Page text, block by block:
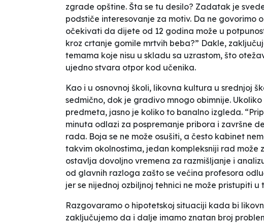
zgrade opštine. Šta se tu desilo? Zadatak je
podstiče interesovanje za motiv. Da ne govorimo
očekivati da dijete od 12 godina može u
kroz crtanje gomile mrtvih beba?” Dakle,
temama koje nisu u skladu sa uzrastom, što
ujedno stvara otpor kod učenika.
Kao i u osnovnoj školi, likovna kultura u srednjoj
sedmično, dok je gradivo mnogo obimnije.
predmeta, jasno je koliko to banalno izgleda.
minuta odlazi za pospremanje pribora i završne
rada. Boja se ne može osušiti, a često kabinet
takvim okolnostima, jedan kompleksniji rad može
ostavlja dovoljno vremena za razmišljanje i
od glavnih razloga zašto se većina profesora
jer se nijednoj ozbiljnoj tehnici ne može pristupiti u
Razgovaramo o hipotetskoj situaciji kada bi
zaključujemo da i dalje imamo znatan broj